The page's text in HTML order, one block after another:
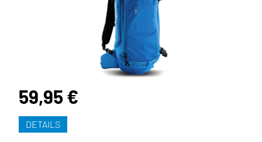
59,95 €
DETAILS